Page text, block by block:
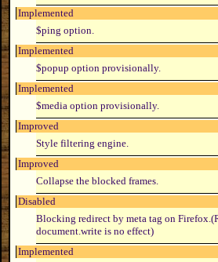
Implemented
$ping option.
Implemented
$popup option provisionally.
Implemented
$media option provisionally.
Improved
Style filtering engine.
Improved
Collapse the blocked frames.
Disabled
Blocking redirect by meta tag on
document.write is no effect)
Implemented